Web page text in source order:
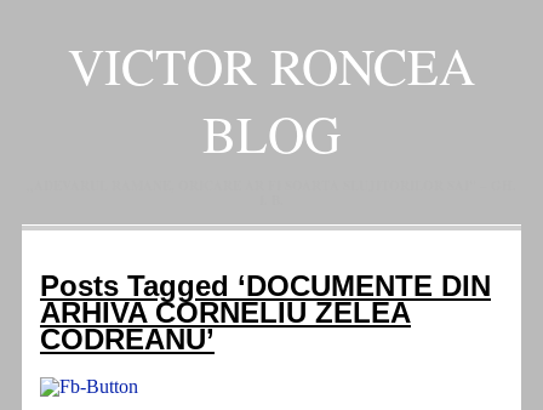
VICTOR RONCEA
BLOG
Posts Tagged ‘DOCUMENTE DIN
ARHIVA CORNELIU ZELEA
CODREANU’